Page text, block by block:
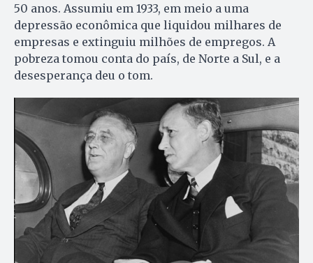
50 anos. Assumiu em 1933, em meio a uma
depressão econômica que liquidou milhares de
empresas e extinguiu milhões de empregos. A
pobreza tomou conta do país, de Norte a Sul, e a
desesperança deu o tom.